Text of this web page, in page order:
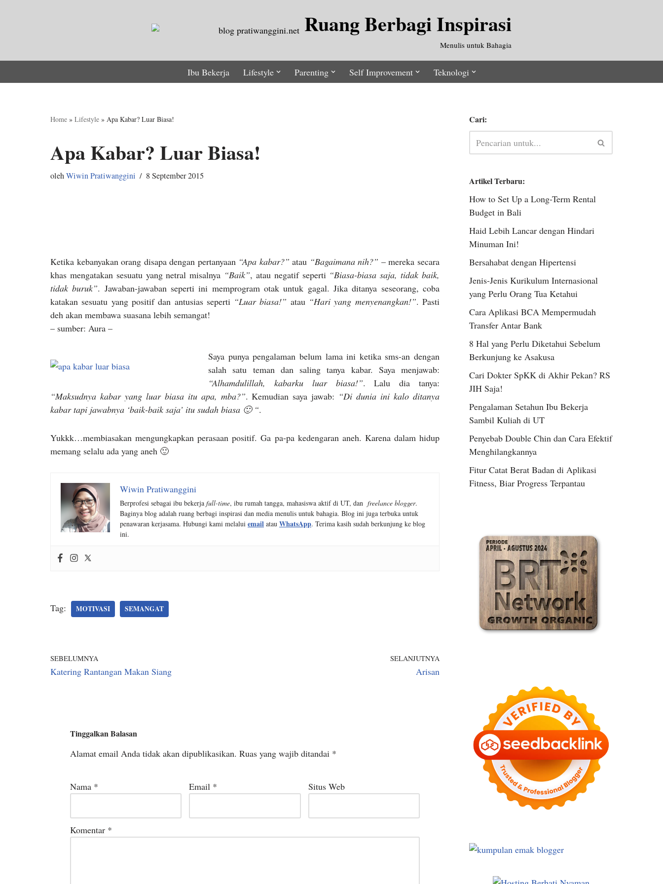
Ruang Berbagi Inspirasi
Menulis untuk Bahagia
Ibu Bekerja Lifestyle Parenting Self Improvement Teknologi
Home » Lifestyle » Apa Kabar? Luar Biasa!
Apa Kabar? Luar Biasa!
olehWiwin Pratiwanggini 8 September 2015
Ketika kebanyakan orang disapa dengan pertanyaan “Apa kabar?” atau “Bagaimana nih?” – mereka secara
khas mengatakan sesuatu yang netral misalnya “Baik”, atau negatif seperti “Biasa-biasa saja, tidak baik,
tidak buruk”. Jawaban-jawaban seperti ini memprogram otak untuk gagal. Jika ditanya seseorang, coba
katakan sesuatu yang positif dan antusias seperti “Luar biasa!” atau “Hari yang menyenangkan!”. Pasti
deh akan membawa suasana lebih semangat!
– sumber: Aura –
Saya punya pengalaman belum lama ini ketika sms-an dengan
salah satu teman dan saling tanya kabar. Saya menjawab:
“Alhamdulillah, kabarku luar biasa!”. Lalu dia tanya:
“Maksudnya kabar yang luar biasa itu apa, mba?”. Kemudian saya jawab: “Di dunia ini kalo ditanya
kabar tapi jawabnya ‘baik-baik saja’ itu sudah biasa 🙂 “.
Yukkk…membiasakan mengungkapkan perasaan positif. Ga pa-pa kedengaran aneh. Karena dalam hidup
memang selalu ada yang aneh 🙂
Wiwin Pratiwanggini
Berprofesi sebagai ibu bekerja full-time, ibu rumah tangga, mahasiswa aktif di UT, dan freelance blogger.
Baginya blog adalah ruang berbagi inspirasi dan media menulis untuk bahagia. Blog ini juga terbuka untuk
penawaran kerjasama. Hubungi kami melalui email atau WhatsApp. Terima kasih sudah berkunjung ke blog
ini.
Tag: MOTIVASI SEMANGAT
SEBELUMNYA
Katering Rantangan Makan Siang
SELANJUTNYA
Arisan
Tinggalkan Balasan
Alamat email Anda tidak akan dipublikasikan. Ruas yang wajib ditandai *
Nama * Email * Situs Web
Komentar *
Cari:
Artikel Terbaru:
How to Set Up a Long-Term Rental
Budget in Bali
Haid Lebih Lancar dengan Hindari
Minuman Ini!
Bersahabat dengan Hipertensi
Jenis-Jenis Kurikulum Internasional
yang Perlu Orang Tua Ketahui
Cara Aplikasi BCA Mempermudah
Transfer Antar Bank
8 Hal yang Perlu Diketahui Sebelum
Berkunjung ke Asakusa
Cari Dokter SpKK di Akhir Pekan? RS
JIH Saja!
Pengalaman Setahun Ibu Bekerja
Sambil Kuliah di UT
Penyebab Double Chin dan Cara Efektif
Menghilangkannya
Fitur Catat Berat Badan di Aplikasi
Fitness, Biar Progress Terpantau